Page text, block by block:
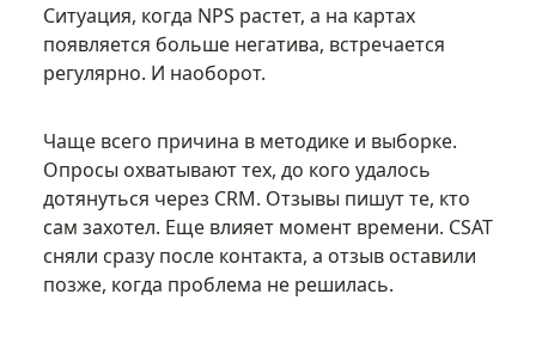
Ситуация, когда NPS растет, а на картах
появляется больше негатива, встречается
регулярно. И наоборот.
Чаще всего причина в методике и выборке.
Опросы охватывают тех, до кого удалось
дотянуться через CRM. Отзывы пишут те, кто
сам захотел. Еще влияет момент времени. CSAT
сняли сразу после контакта, а отзыв оставили
позже, когда проблема не решилась.